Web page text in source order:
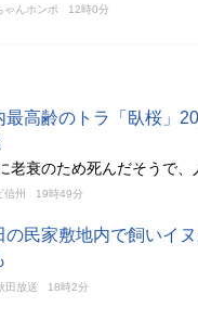
ゃんホンポ 12時0分
最高齢のトラ「臥桜」
老衰のため死んだそうで
信州 19時49分
の民家敷地内で飼いイ
田放送 18時2分